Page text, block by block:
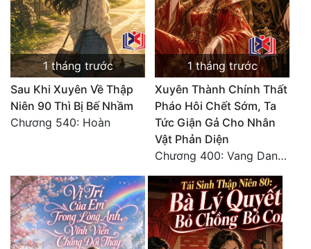
Mỹ Thực
Ngôn Tình
Ngược
Nữ Cường
Phương Tây
Phản Phái
Quan Trường
1 tháng trước
Sau Khi Xuyên Về Thập
Niên 90 Thì Bị Bế Nhầm
Chương 540: Hoàn
1 tháng trước
Xuyên Thành Chính Thất
Pháo Hôi Chết Sớm, Ta
Tức Giận Gả Cho Nhân
Vật Phản Diện
Chương 400: Vang Danh Thiên Hạ (Hết)